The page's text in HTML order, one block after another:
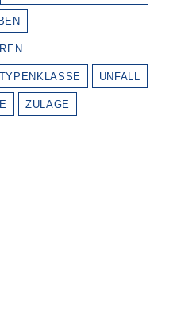
TYPENKLASSE UNFALL
ZULAGE